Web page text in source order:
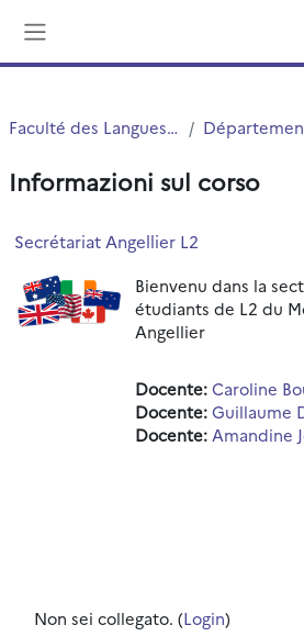
Faculté des Langues Cultures et Sociétés (FLCS)
Informazioni sul corso
Secrétariat Angellier L2
Bienvenu dans la
étudiants de L2 du
Angellier
Docente:Caroline
Docente:Guillaume
Docente: Amandine
Non sei collegato. (Login)